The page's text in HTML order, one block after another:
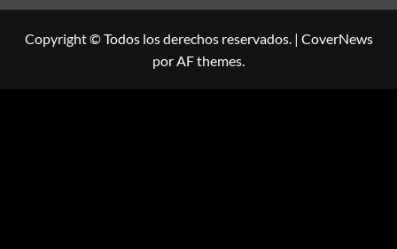
Copyright © Todos los derechos reservados. | CoverNews
por AF themes.